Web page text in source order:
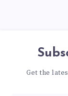
Get the